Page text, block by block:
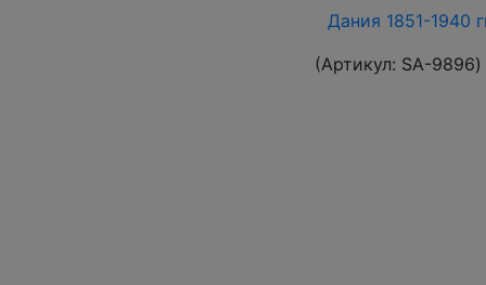
Дания 1851-1940
(Артикул: SA-9896)